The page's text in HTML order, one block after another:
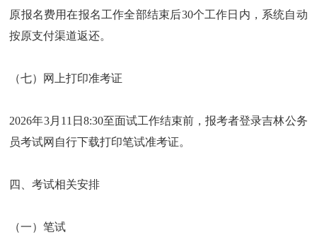
原报名费用在报名工作全部结束后30个工作日内，系统自动
按原支付渠道返还。
（七）网上打印准考证
2026年3月11日8:30至面试工作结束前，报考者登录吉林公务
员考试网自行下载打印笔试准考证。
四、考试相关安排
（一）笔试